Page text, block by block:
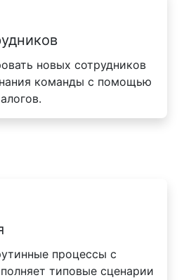
новых сотрудников
команды с помощью
процессы с
типовые сценарии